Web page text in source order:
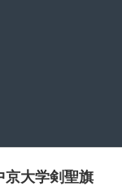
京大学剣聖旗